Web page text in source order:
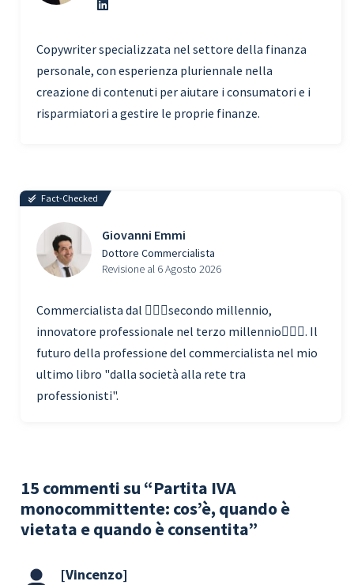
Copywriter specializzata nel settore della finanza
personale, con esperienza pluriennale nella
creazione di contenuti per aiutare i consumatori e i
risparmiatori a gestire le proprie finanze.
Fact-Checked
Giovanni Emmi
Dottore Commercialista
Revisione al 6 Agosto 2026
Commercialista dal 🧗🏾‍♀️secondo millennio,
innovatore professionale nel terzo millennio🏃🏾‍♂️. Il
futuro della professione del commercialista nel mio
ultimo libro "dalla società alla rete tra
professionisti".
15 commenti su “Partita IVA
monocommittente: cos’è, quando è
vietata e quando è consentita”
Vincenzo